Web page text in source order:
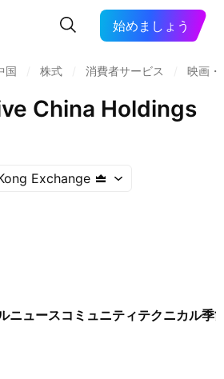
始めましょう
国 株式 消費者サービス 映画・
China Holdings
Exchange
ニュースコミュニティテクニカル季